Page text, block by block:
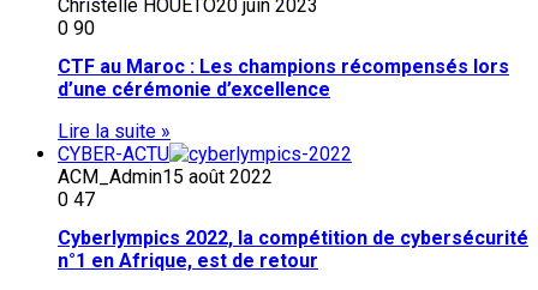
Christelle HOUETO20 juin 2023
0 90
CTF au Maroc : Les champions récompensés lors
d’une cérémonie d’excellence
Lire la suite »
CYBER-ACTU
ACM_Admin15 août 2022
0 47
Cyberlympics 2022, la compétition de cybersécurité
n°1 en Afrique, est de retour